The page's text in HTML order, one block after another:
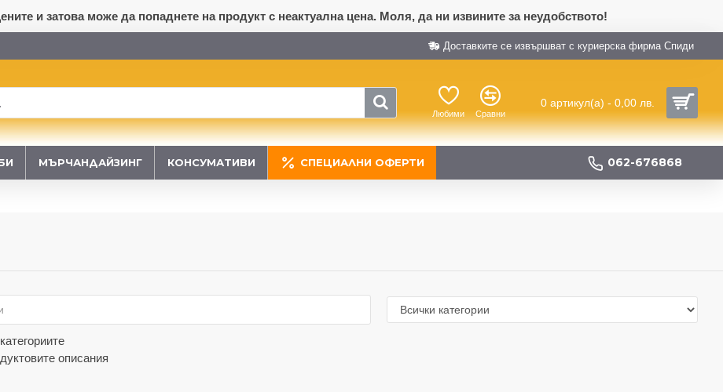
и затова може да попаднете на продукт с неактуална цена. Моля, да ни извините за неудобството!
Доставките се извършват с куриерска фирма Спиди
Любими Сравни
0 артикул(а) - 0,00 лв.
МЪРЧАНДАЙЗИНГ КОНСУМАТИВИ СПЕЦИАЛНИ ОФЕРТИ 062-676868
описания